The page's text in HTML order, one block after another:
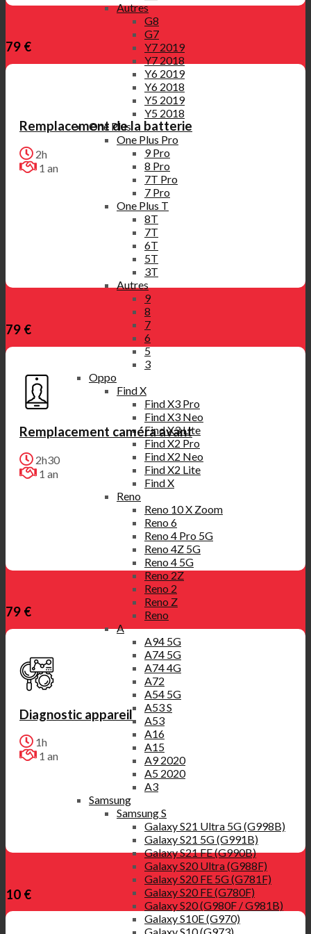
Autres
G8
G7
Y7 2019
Y7 2018
Y6 2019
Y6 2018
Y5 2019
Y5 2018
One Plus
One Plus Pro
9 Pro
8 Pro
7T Pro
7 Pro
One Plus T
8T
7T
6T
5T
3T
Autres
9
8
7
6
5
3
Oppo
Find X
Find X3 Pro
Find X3 Neo
Find X3 Lite
Find X2 Pro
Find X2 Neo
Find X2 Lite
Find X
Reno
Reno 10 X Zoom
Reno 6
Reno 4 Pro 5G
Reno 4Z 5G
Reno 4 5G
Reno 2Z
Reno 2
Reno Z
Reno
A
A94 5G
A74 5G
A74 4G
A72
A54 5G
A53 S
A53
A16
A15
A9 2020
A5 2020
A3
Samsung
Samsung S
Galaxy S21 Ultra 5G (G998B)
Galaxy S21 5G (G991B)
Galaxy S21 FE (G990B)
Galaxy S20 Ultra (G988F)
Galaxy S20 FE 5G (G781F)
Galaxy S20 FE (G780F)
Galaxy S20 (G980F / G981B)
Galaxy S10E (G970)
79 €
Remplacement de la batterie
2h
1 an
79 €
Remplacement caméra avant
2h30
1 an
79 €
Diagnostic appareil
1h
1 an
10 €